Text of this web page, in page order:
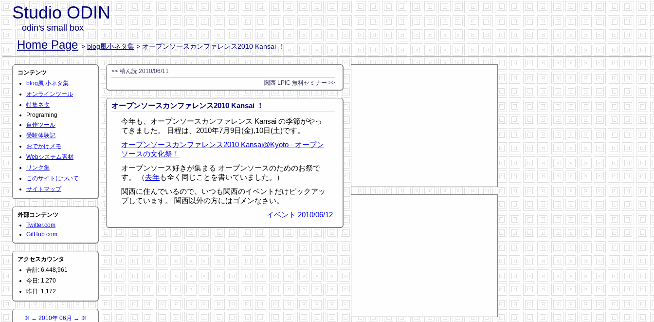
Studio ODIN
odin's small box
Home Page >blog風小ネタ集> オープンソースカンファレンス2010 Kansai ！
コンテンツ
blog風 小ネタ集
オンラインツール
特集ネタ
Programing
自作ツール
受験体験記
おでかけメモ
Webシステム素材
リンク集
このサイトについて
サイトマップ
外部コンテンツ
Twitter.com
GitHub.com
アクセスカウンタ
合計: 6,448,961
今日: 1,270
昨日: 1,172
※ ← 2010年 06月 → ※
<< 積ん読 2010/06/11
関西 LPIC 無料セミナー >>
オープンソースカンファレンス2010 Kansai ！
今年も、オープンソースカンファレンス Kansai の季節がやっ
てきました。 日程は、2010年7月9日(金),10日(土)です。
オープンソースカンファレンス2010 Kansai@Kyoto - オープン
ソースの文化祭！
オープンソース好きが集まる オープンソースのためのお祭で
す。 （去年も全く同じことを書いていました。）
関西に住んでいるので、いつも関西のイベントだけピックアッ
プしています。 関西以外の方にはゴメンなさい。
イベント 2010/06/12